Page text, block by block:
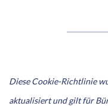
Diese Cookie-Richtlinie
aktualisiert und gilt für